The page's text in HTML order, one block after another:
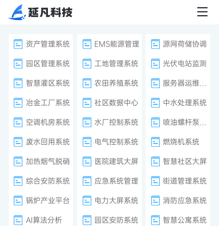
资产管理系统 EMS能源管理
源网荷储协调
园区管理系统
工地管理系统
光伏电站监测
智慧灌区系统
农田养殖系统
服务器运维监控
冶金工厂系统
社区数据中心
中水处理系统
空调机房系统
水厂控制系统
喷油螺杆泵系统
废水回用系统
电气控制系统
燃烧机系统
加热烟气脱硝
医院建筑大屏
智慧社区大屏
综合安防系统
应急系统管理
街道管理系统
锅炉产业平台
电力大屏系统
消防应急系统
AI算法分析
园区安防系统
智慧公寓系统